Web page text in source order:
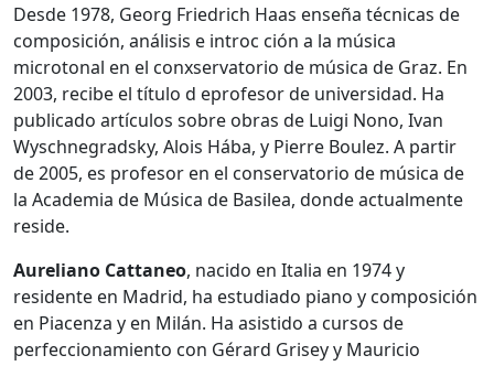
Desde 1978, Georg Friedrich Haas enseña técnicas de
composición, análisis e introc ción a la música
microtonal en el conxservatorio de música de Graz. En
2003, recibe el título d eprofesor de universidad. Ha
publicado artículos sobre obras de Luigi Nono, Ivan
Wyschnegradsky, Alois Hába, y Pierre Boulez. A partir
de 2005, es profesor en el conservatorio de música de
la Academia de Música de Basilea, donde actualmente
reside.
Aureliano Cattaneo, nacido en Italia en 1974 y
residente en Madrid, ha estudiado piano y composición
en Piacenza y en Milán. Ha asistido a cursos de
perfeccionamiento con Gérard Grisey y Mauricio